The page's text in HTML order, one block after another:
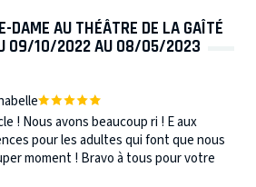
DAME AU THÉÂTRE DE LA GAÎTÉ
09/10/2022 AU 08/05/2023
! Nous avons beaucoup ri ! E aux
pour les adultes qui font que nous
moment ! Bravo à tous pour votre